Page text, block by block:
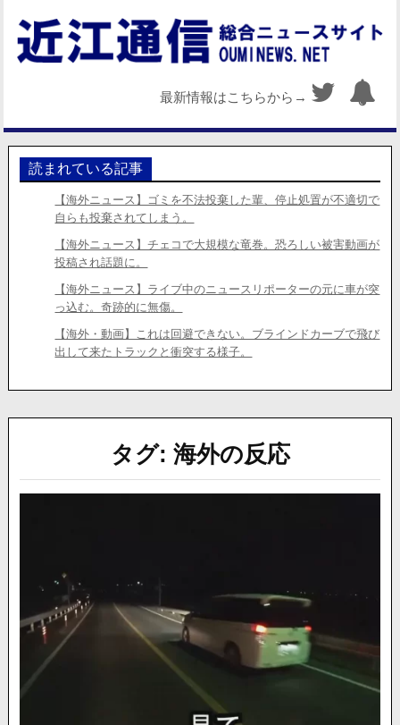
最新情報はこちらから→
読まれている記事
【海外ニュース】ゴミを不法投棄した輩、停止処置が不適切で
自らも投棄されてしまう。
【海外ニュース】チェコで大規模な竜巻。恐ろしい被害動画が
投稿され話題に。
【海外ニュース】ライブ中のニュースリポーターの元に車が突
っ込む。奇跡的に無傷。
【海外・動画】これは回避できない。ブラインドカーブで飛び
出して来たトラックと衝突する様子。
タグ: 海外の反応